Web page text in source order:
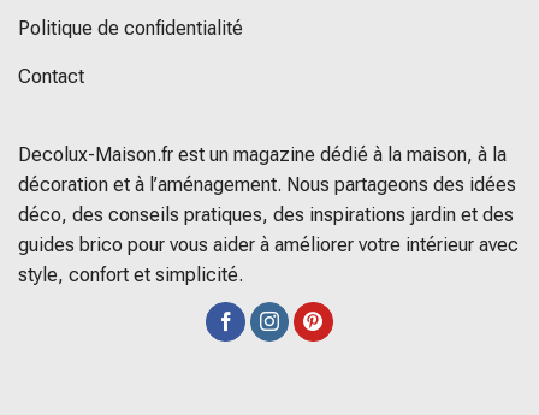
Politique de confidentialité
Contact
Decolux-Maison.fr est un magazine dédié à la maison, à la
décoration et à l’aménagement. Nous partageons des idées
déco, des conseils pratiques, des inspirations jardin et des
guides brico pour vous aider à améliorer votre intérieur avec
style, confort et simplicité.